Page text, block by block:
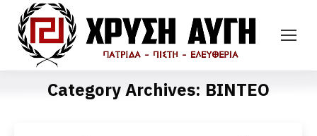
Category Archives: ΒΙΝΤΕΟ